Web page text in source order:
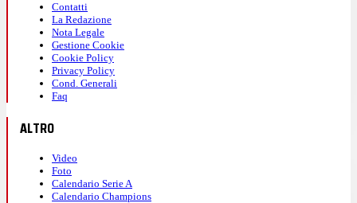
Contatti
La Redazione
Nota Legale
Gestione Cookie
Cookie Policy
Privacy Policy
Cond. Generali
Faq
ALTRO
Video
Foto
Calendario Serie A
Calendario Champions